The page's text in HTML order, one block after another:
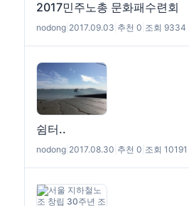
2017민주노총 문화패수련회
nodong 2017.09.03 추천 0 조회 9334
쉼터..
nodong 2017.08.30 추천 0 조회 10191